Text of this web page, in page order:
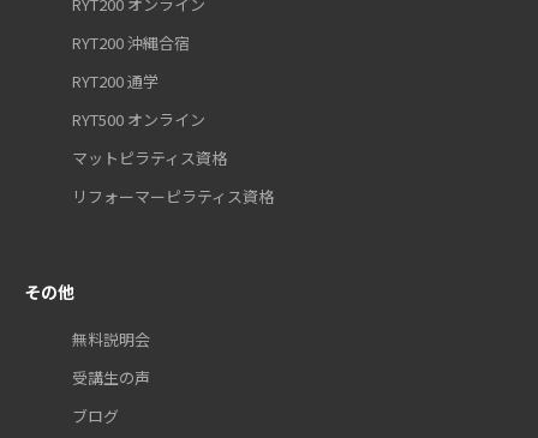
RYT200 沖縄合宿
RYT200 通学
RYT500 オンライン
マットピラティス資格
リフォーマーピラティス資格
その他
無料説明会
受講生の声
ブログ